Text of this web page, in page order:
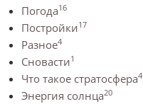
Погода16
Постройки17
Разное4
Сновасти1
Что такое стратосфера4
Энергия солнца20